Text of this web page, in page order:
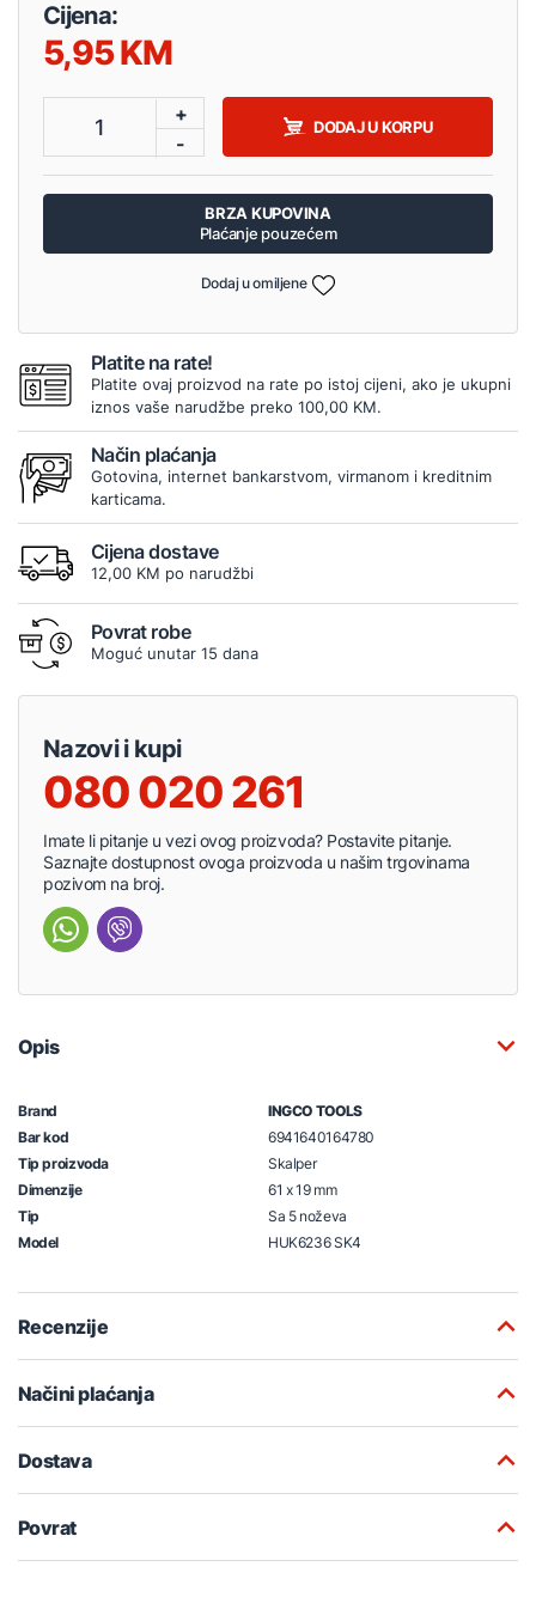
Cijena:
5,95
1
+
-
DODAJ U KORPU
BRZA KUPOVINA
Plaćanje pouzećem
Dodaj u omiljene
Platite na rate!
Platite ovaj proizvod na rate po istoj cijeni, ako je ukupni
iznos vaše narudžbe preko 100,00 KM.
Način plaćanja
Gotovina, internet bankarstvom, virmanom i kreditnim
karticama.
Cijena dostave
12,00 KM po narudžbi
Povrat robe
Moguć unutar 15 dana
Nazovi i kupi
080 020 261
Imate li pitanje u vezi ovog proizvoda? Postavite pitanje.
Saznajte dostupnost ovoga proizvoda u našim trgovinama
pozivom na broj.
Opis
Brand
INGCO TOOLS
Bar kod
6941640164780
Tip proizvoda
Skalper
Dimenzije
61 x 19 mm
Tip
Sa 5 noževa
Model
HUK6236 SK4
Recenzije
Načini plaćanja
Dostava
Povrat